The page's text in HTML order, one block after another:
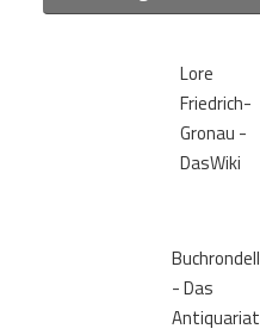
Lore
Friedrich-
Gronau -
DasWiki
Buchrondell
- Das
Antiquariat